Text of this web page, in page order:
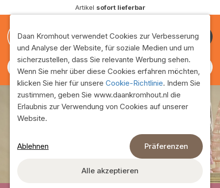
Lieferungin ganz Europa
Kunde
werden
Daan Kromhout verwendet Cookies zur Verbesserung
und Analyse der Website, für soziale Medien und um
sicherzustellen, dass Sie relevante Werbung sehen.
Wenn Sie mehr über diese Cookies erfahren möchten,
klicken Sie hier für unsere Cookie-Richtlinie. Indem Sie
zustimmen, geben Sie www.daankromhout.nl die
Erlaubnis zur Verwendung von Cookies auf unserer
Website.
Ablehnen Präferenzen
Alle akzeptieren